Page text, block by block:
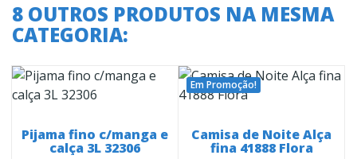
8 OUTROS PRODUTOS NA MESMA
CATEGORIA:
Pijama fino c/manga e
calça 3L 32306
Em Promoção!
Camisa de Noite Alça
fina 41888 Flora